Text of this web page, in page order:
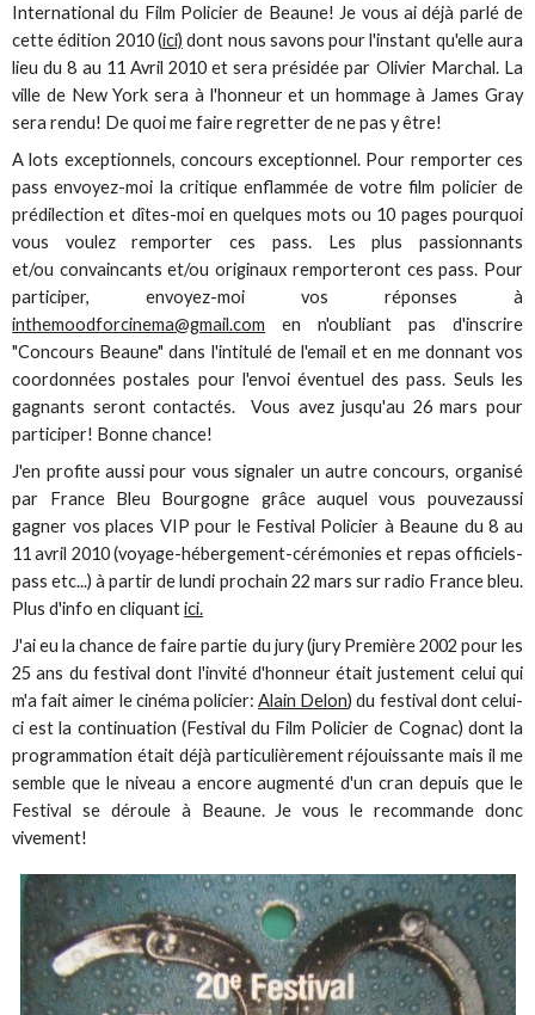
International du Film Policier de Beaune! Je vous ai déjà parlé de
cette édition 2010 (ici) dont nous savons pour l'instant qu'elle aura
lieu du 8 au 11 Avril 2010 et sera présidée par Olivier Marchal. La
ville de New York sera à l'honneur et un hommage à James Gray
sera rendu! De quoi me faire regretter de ne pas y être!
A lots exceptionnels, concours exceptionnel. Pour remporter ces
pass envoyez-moi la critique enflammée de votre film policier de
prédilection et dîtes-moi en quelques mots ou 10 pages pourquoi
vous voulez remporter ces pass. Les plus passionnants
et/ou convaincants et/ou originaux remporteront ces pass. Pour
participer, envoyez-moi vos réponses à
inthemoodforcinema@gmail.com en n'oubliant pas d'inscrire
"Concours Beaune" dans l'intitulé de l'email et en me donnant vos
coordonnées postales pour l'envoi éventuel des pass. Seuls les
gagnants seront contactés. Vous avez jusqu'au 26 mars pour
participer! Bonne chance!
J'en profite aussi pour vous signaler un autre concours, organisé
par France Bleu Bourgogne grâce auquel vous pouvezaussi
gagner vos places VIP pour le Festival Policier à Beaune du 8 au
11 avril 2010 (voyage-hébergement-cérémonies et repas officiels-
pass etc...) à partir de lundi prochain 22 mars sur radio France bleu.
Plus d'info en cliquantici.
J'ai eu la chance de faire partie du jury (jury Première 2002 pour les
25 ans du festival dont l'invité d'honneur était justement celui qui
m'a fait aimer le cinéma policier:Alain Delon) du festival dont celui-
ci est la continuation (Festival du Film Policier de Cognac) dont la
programmation était déjà particulièrement réjouissante mais il me
semble que le niveau a encore augmenté d'un cran depuis que le
Festival se déroule à Beaune. Je vous le recommande donc
vivement!